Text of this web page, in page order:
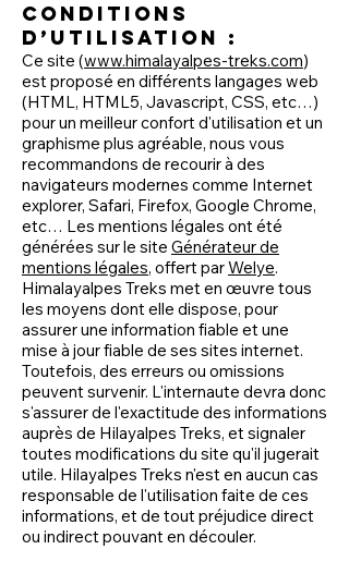
Conditions
d’utilisation :
Ce site (www.himalayalpes-treks.com)
est proposé en différents langages web
(HTML, HTML5, Javascript, CSS, etc…)
pour un meilleur confort d'utilisation et un
graphisme plus agréable, nous vous
recommandons de recourir à des
navigateurs modernes comme Internet
explorer, Safari, Firefox, Google Chrome,
etc… Les mentions légales ont été
générées sur le site Générateur de
mentions légales, offert parWelye.
Himalayalpes Treks met en œuvre tous
les moyens dont elle dispose, pour
assurer une information fiable et une
mise à jour fiable de ses sites internet.
Toutefois, des erreurs ou omissions
peuvent survenir. L'internaute devra donc
s'assurer de l'exactitude des informations
auprès de Hilayalpes Treks, et signaler
toutes modifications du site qu'il jugerait
utile. Hilayalpes Treks n'est en aucun cas
responsable de l'utilisation faite de ces
informations, et de tout préjudice direct
ou indirect pouvant en découler.